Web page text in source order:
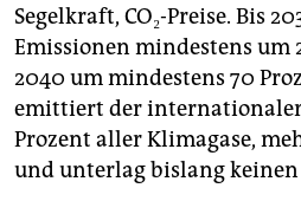
Segelkraft, CO₂-Preise. Bis
Emissionen mindestens um
2040 um mindestens 70
emittiert der internationaler
Prozent aller Klimagase,
und unterlag bislang